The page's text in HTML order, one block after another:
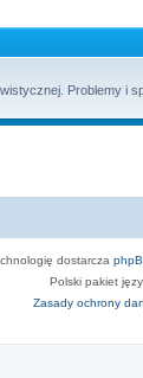
Problemy i
dostarcza
Polski pakiet
Zasady ochrony